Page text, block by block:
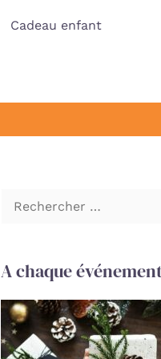
Cadeau enfant
c
e
r
A chaque